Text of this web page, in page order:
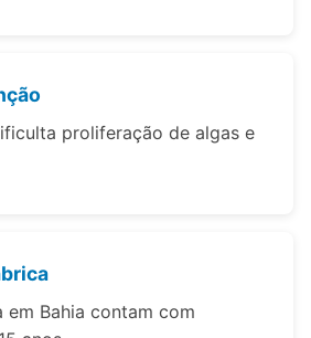
proliferação de algas e
em Bahia contam com